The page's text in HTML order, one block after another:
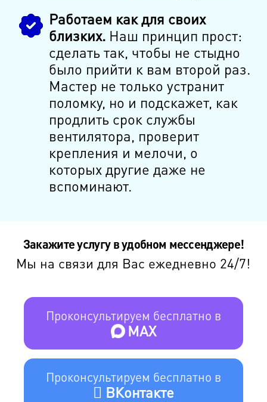
Работаем как для своих
близких.Наш принцип прост:
сделать так, чтобы не стыдно
было прийти к вам второй раз.
Мастер не только устранит
поломку, но и подскажет, как
продлить срок службы
вентилятора, проверит
крепления и мелочи, о
которых другие даже не
вспоминают.
Закажите услугу в удобном мессенджере!
Мы на связи для Вас ежедневно 24/7!
Проконсультируем бесплатно в
MAX
Проконсультируем бесплатно в
ВКонтакте